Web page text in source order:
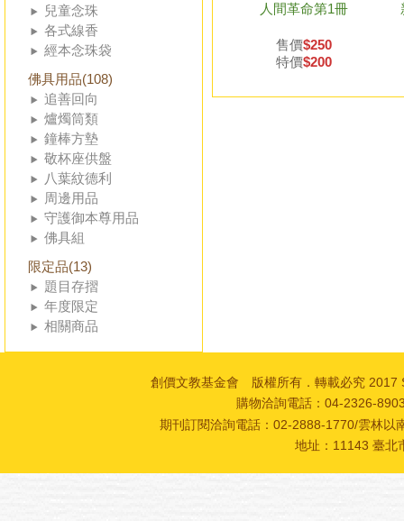
兒童念珠
各式線香
經本念珠袋
佛具用品(108)
追善回向
爐燭筒類
鐘棒方墊
敬杯座供盤
八葉紋德利
周邊用品
守護御本尊用品
佛具組
限定品(13)
題目存摺
年度限定
相關商品
人間革命第1冊
售價$250
特價$200
創價文教基金會 版權所有．轉載必究 2017
購物洽詢電話：04-2326-
期刊訂閱洽詢電話：02-2888-1770/雲林
地址：11143 臺北